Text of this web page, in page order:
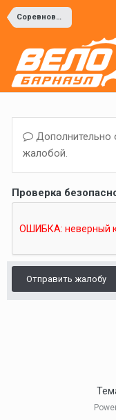
Соревнования
Дополнительно
жалобой.
Проверка
Отправить жалобу